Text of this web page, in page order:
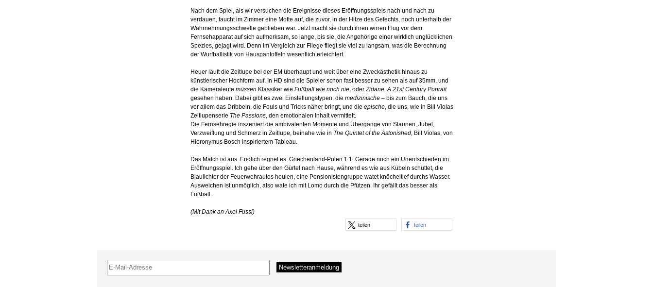
Nach dem Spiel, als wir versuchen die Ereignisse dieses Eröffnungsspiels nach und nach zu
verdauen, taucht im Zimmer eine Motte auf, die zuvor, in der Hitze des Gefechts, noch unterhalb der
Wahrnehmungsschwelle geblieben war. Jetzt macht sie durch ihren wirren Flug vor dem
Fernsehapparat auf sich aufmerksam, so lange, bis sie, die Angehörige einer wirklich unglücklichen
Spezies, gejagt wird. Denn im Vergleich zur Fliege fliegt sie viel zu langsam, was die Berechnung
der Wurfballistik von Hauspantoffeln wesentlich erleichtert.
Heuer läuft die Zeitlupe bei der EM überhaupt und weit über eine Zweckästhetik hinaus zu
künstlerischer Hochform auf. In HD sind die Spieler schon fast besser zu sehen als auf 35mm, und
die Kameraleute müssen Klassiker wie Fußball wie noch nie, oderZidane, A 21st Century Portrait
gesehen haben. Dabei gibt es zwei Einstellungstypen: die medizinische – bis zum Bauch, die uns
vor allem das Dribbeln, die Fouls und Tricks näher bringt, und die epische, die uns, wie in Bill Violas
Zeitlupenserie The Passions, den emotionalen Inhalt vermittelt.
Die Fernsehregie inszeniert die ambivalenten Momente und Übergänge von Staunen, Jubel,
Verzweiflung und Schmerz in Zeitlupe, beinahe wie in The Quintet of the Astonished, Bill Violas, von
Hieronymus Bosch inspiriertem Tableau.
Das Match ist aus. Endlich regnet es. Griechenland-Polen 1:1. Gerade noch ein Unentschieden im
Eröffnungsspiel. Ich gehe über den Gürtel nach Hause, während es wie aus Kübeln schüttet, die
Blaulichter der Feuerwehrautos heulen, eine Pensionistengruppe watet knöcheltief durchs Wasser.
Ausweichen ist unmöglich, also wate ich mit Lomo durch die Pfützen. Ihr gefällt das besser als
Fußball.
(Mit Dank an Axel Fussi)
teilen teilen